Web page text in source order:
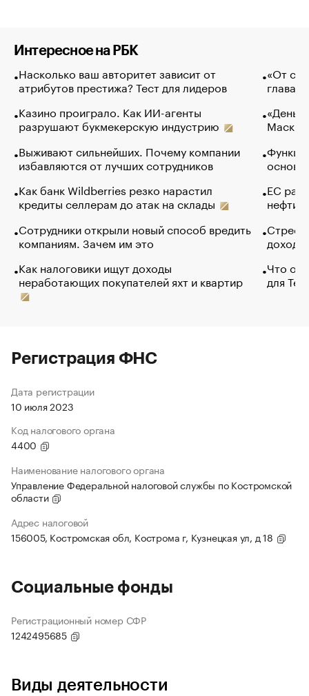
Интересное на РБК
Насколько ваш авторитет зависит от
атрибутов престижа? Тест для лидеров
Казино проиграло. Как ИИ-агенты
разрушают букмекерскую индустрию
Выживают сильнейших. Почему компании
избавляются от лучших сотрудников
Как банк Wildberries резко нарастил
кредиты селлерам до атак на склады
Сотрудники открыли новый способ вредить
компаниям. Зачем им это
Как налоговики ищут доходы
неработающих покупателей яхт и квартир
«От
глава
Маск в
основ
ЕС
нефти
Что
для
Регистрация ФНС
Дата регистрации
10 июля 2023
Код налогового органа
4400
Наименование налогового органа
Управление Федеральной налоговой службы по Костромской
области
Адрес налоговой
156005, Костромская обл, Кострома г, Кузнецкая ул, д 18
Социальные фонды
Регистрационный номер СФР
1242495685
Виды деятельности